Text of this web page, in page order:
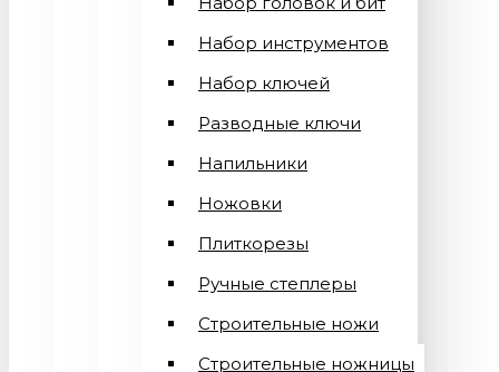
Набор инструментов
Набор ключей
Разводные ключи
Напильники
Ножовки
Плиткорезы
Ручные степлеры
Строительные ножи
Строительные ножницы